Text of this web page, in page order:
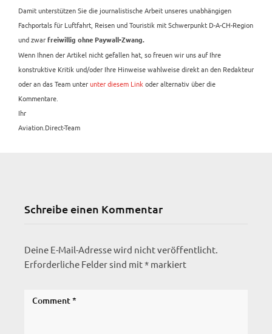
Damit unterstützen Sie die journalistische Arbeit unseres unabhängigen
Fachportals für Luftfahrt, Reisen und Touristik mit Schwerpunkt D-A-CH-Region
und zwar freiwillig ohne Paywall-Zwang.
Wenn Ihnen der Artikel nicht gefallen hat, so freuen wir uns auf Ihre
konstruktive Kritik und/oder Ihre Hinweise wahlweise direkt an den Redakteur
oder an das Team unterunter diesem Link oder alternativ über die
Kommentare.
Ihr
Aviation.Direct-Team
Schreibe einen Kommentar
Deine E-Mail-Adresse wird nicht veröffentlicht.
Erforderliche Felder sind mit* markiert